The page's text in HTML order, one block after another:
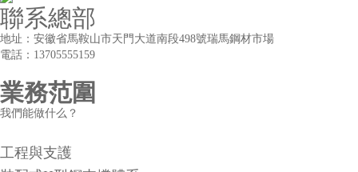
聯系總部
地址：安徽省馬鞍山市天門大道南段498號瑞馬鋼材市場
電話：13705555159
業務范圍
我們能做什么？
工程與支護